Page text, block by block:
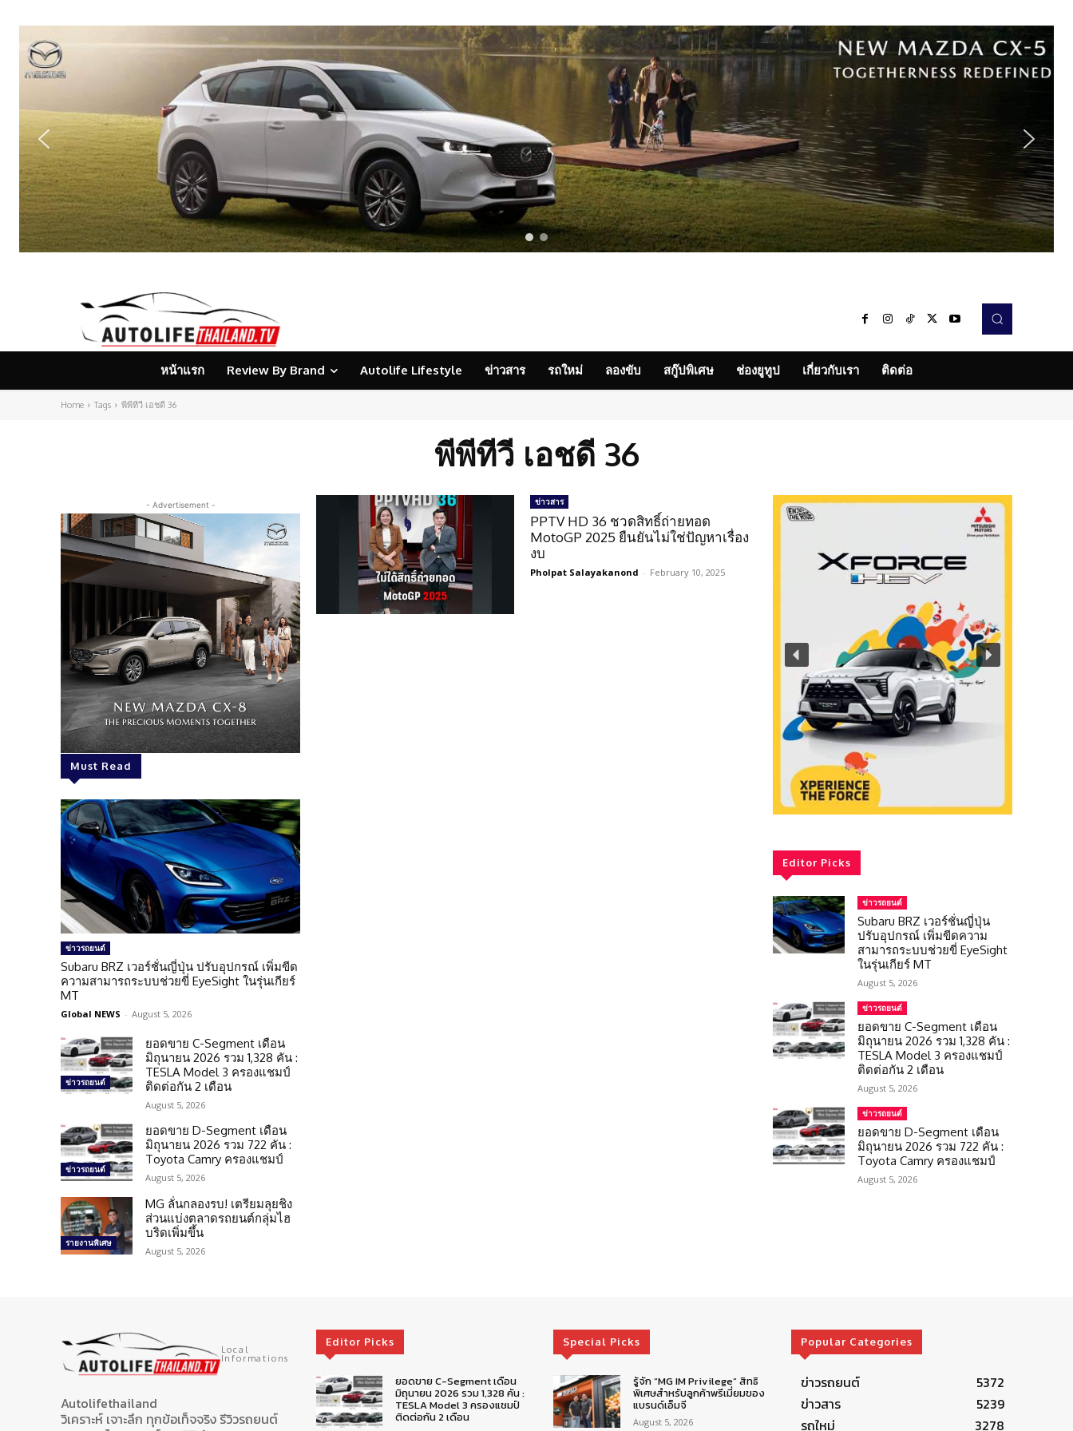
หน้าแรก Review By Brand Autolife Lifestyle ข่าวสาร รถใหม่ ลองขับ สกู๊ปพิเศษ ช่องยูทูป เกี่ยวกับเรา ติดต่อ
Home Tags พีพีทีวี เอชดี 36
พีพีทีวี เอชดี 36
- Advertisement -
Must Read
ข่าวรถยนต์
Subaru BRZ เวอร์ชั่นญี่ปุ่น ปรับอุปกรณ์ เพิ่มขีด
ความสามารถระบบช่วยขี่ EyeSight ในรุ่นเกียร์
MT
Global NEWS - August 5, 2026
ข่าวรถยนต์
ยอดขาย C-Segment เดือน
มิถุนายน 2026 รวม 1,328 คัน :
TESLA Model 3 ครองแชมป์
ติดต่อกัน 2 เดือน
August 5, 2026
ข่าวรถยนต์
ยอดขาย D-Segment เดือน
มิถุนายน 2026 รวม 722 คัน :
Toyota Camry ครองแชมป์
August 5, 2026
รายงานพิเศษ
MG ลั่นกลองรบ! เตรียมลุยชิง
ส่วนแบ่งตลาดรถยนต์กลุ่มไฮ
บริดเพิ่มขึ้น
August 5, 2026
ข่าวสาร
PPTV HD 36 ชวดสิทธิ์ถ่ายทอด
MotoGP 2025 ยืนยันไม่ใช่ปัญหาเรื่อง
งบ
Pholpat Salayakanond - February 10, 2025
Editor Picks
ข่าวรถยนต์
Subaru BRZ เวอร์ชั่นญี่ปุ่น
ปรับอุปกรณ์ เพิ่มขีดความ
สามารถระบบช่วยขี่ EyeSight
ในรุ่นเกียร์ MT
August 5, 2026
ข่าวรถยนต์
ยอดขาย C-Segment เดือน
มิถุนายน 2026 รวม 1,328 คัน :
TESLA Model 3 ครองแชมป์
ติดต่อกัน 2 เดือน
August 5, 2026
ข่าวรถยนต์
ยอดขาย D-Segment เดือน
มิถุนายน 2026 รวม 722 คัน :
Toyota Camry ครองแชมป์
August 5, 2026
Local
Informations
Autolifethailand
วิเคราะห์ เจาะลึก ทุกข้อเท็จจริง รีวิวรถยนต์
Editor Picks
ยอดขาย C-Segment เดือน
มิถุนายน 2026 รวม 1,328 คัน :
TESLA Model 3 ครองแชมป์
ติดต่อกัน 2 เดือน
Special Picks
รู้จัก “MG IM Privilege” สิทธิ
พิเศษสำหรับลูกค้าพรีเมี่ยมของ
แบรนด์เอ็มจี
August 5, 2026
Popular Categories
ข่าวรถยนต์
5372
ข่าวสาร
5239
รถใหม่
3278